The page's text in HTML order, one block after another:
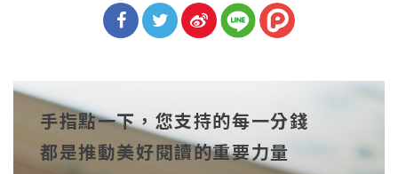
cebo
ok
witt
er
博
手指點一下，您支持的每一分錢
都是推動美好閱讀的重要力量